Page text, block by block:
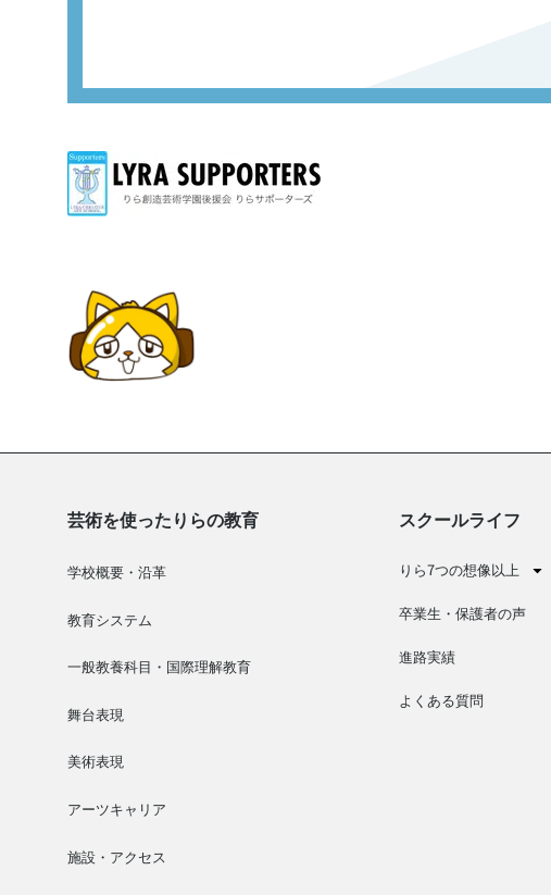
芸術を使ったりらの教育
学校概要・沿革
教育システム
一般教養科目・国際理解教育
舞台表現
美術表現
アーツキャリア
施設・アクセス
スクールライフ
りら7つの想像以上
卒業生・保護者の声
進路実績
よくある質問